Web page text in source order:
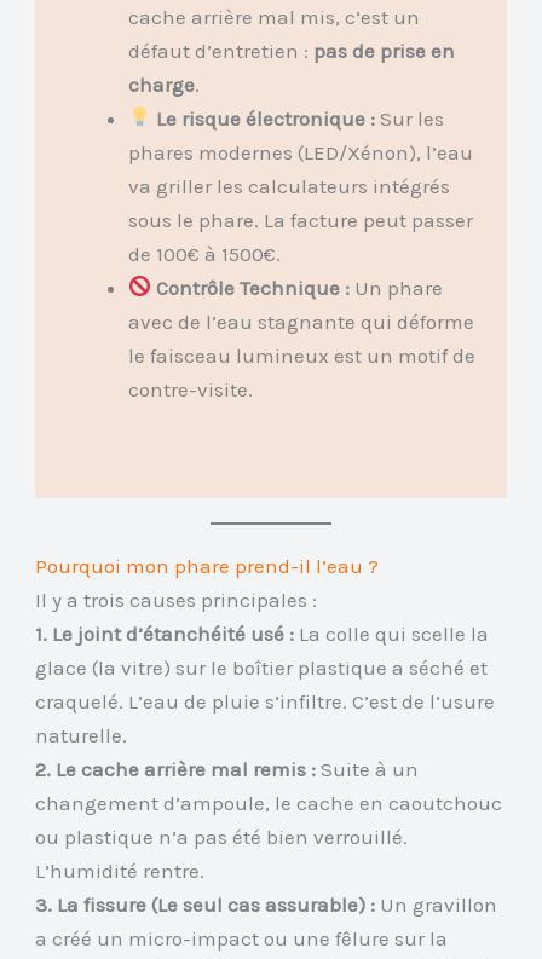
cache arrière mal mis, c’est un
défaut d’entretien : pas de prise en
charge.
Le risque électronique : Sur les
phares modernes (LED/Xénon), l’eau
va griller les calculateurs intégrés
sous le phare. La facture peut passer
de 100€ à 1500€.
Contrôle Technique : Un phare
avec de l’eau stagnante qui déforme
le faisceau lumineux est un motif de
contre-visite.
Pourquoi mon phare prend-il l’eau ?
Il y a trois causes principales :
1. Le joint d’étanchéité usé : La colle qui scelle la
glace (la vitre) sur le boîtier plastique a séché et
craquelé. L’eau de pluie s’infiltre. C’est de l’usure
naturelle.
2. Le cache arrière mal remis : Suite à un
changement d’ampoule, le cache en caoutchouc
ou plastique n’a pas été bien verrouillé.
L’humidité rentre.
3. La fissure (Le seul cas assurable) : Un gravillon
a créé un micro-impact ou une fêlure sur la